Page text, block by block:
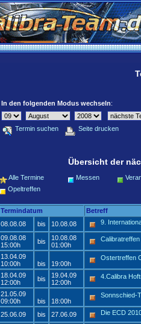
In den folgenden Modus wechseln:
Termin suchen Seite drucken
Übersicht der
Alle Termine Messen
Opeltreffen
Termindatum
Betreff
08.08.08
bis 10.08.08 9.
09.08.08
15:00h
bis
10.08.08
01:00h
13.04.09
10:00h
bis 19:00h
Ostertreffen
18.04.09
12:00h
bis
19.04.09
12:00h
4.Calibra
21.05.09
09:00h
bis 18:00h
Sonnschied-
25.06.09 bis 27.06.09 Die ECD